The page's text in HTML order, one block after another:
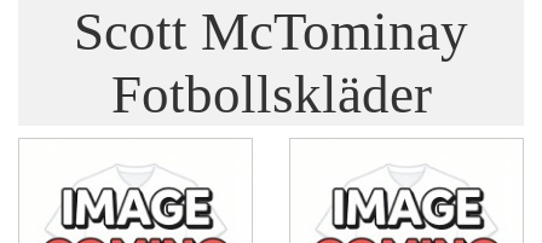
Scott McTominay
Fotbollskläder